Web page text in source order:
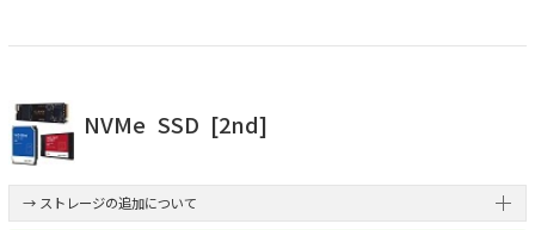
NVMe SSD [2nd]
→ ストレージの追加について